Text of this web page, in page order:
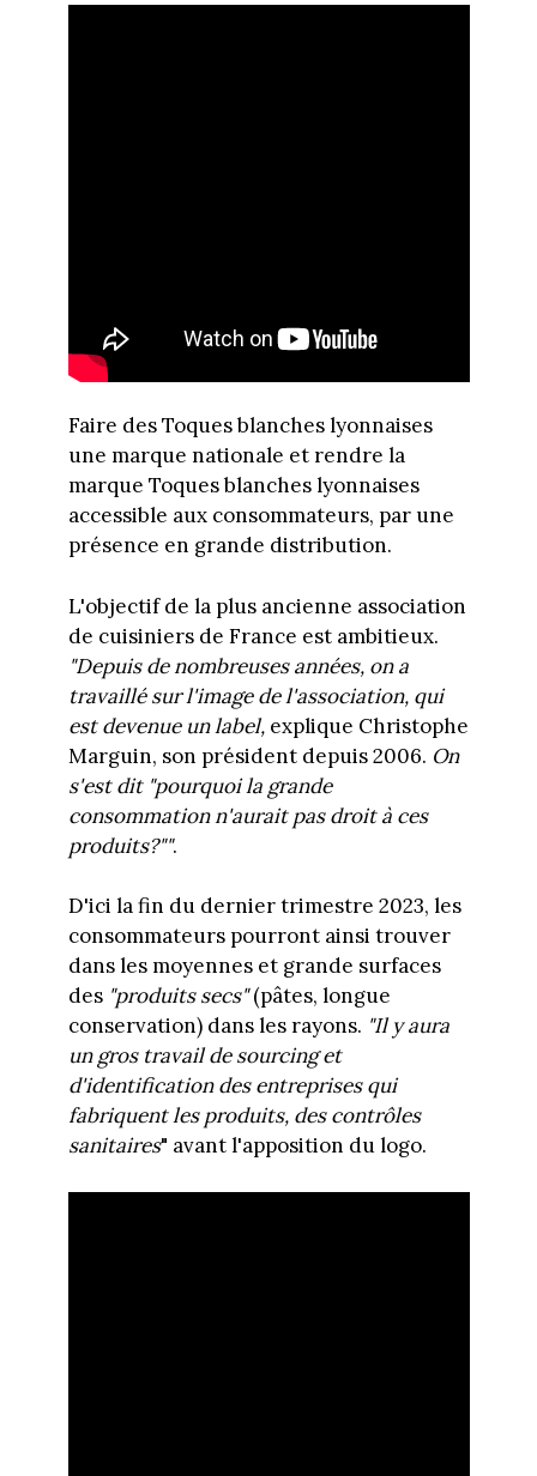
Faire des Toques blanches lyonnaises
une marque nationale et rendre la
marque Toques blanches lyonnaises
accessible aux consommateurs, par une
présence en grande distribution.
L'objectif de la plus ancienne association
de cuisiniers de France est ambitieux.
"Depuis de nombreuses années, on a
travaillé sur l'image de l'association, qui
est devenue un label, explique Christophe
Marguin, son président depuis 2006. On
s'est dit "pourquoi la grande
consommation n'aurait pas droit à ces
produits?"".
D'ici la fin du dernier trimestre 2023, les
consommateurs pourront ainsi trouver
dans les moyennes et grande surfaces
des "produits secs"(pâtes, longue
conservation) dans les rayons. "Il y aura
un gros travail de sourcing et
d'identification des entreprises qui
fabriquent les produits, des contrôles
sanitaires" avant l'apposition du logo.